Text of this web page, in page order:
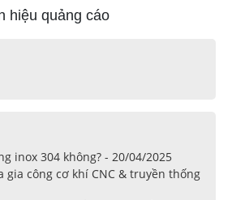
hiệu quảng cáo
inox 304 không? - 20/04/2025
gia công cơ khí CNC & truyền thống